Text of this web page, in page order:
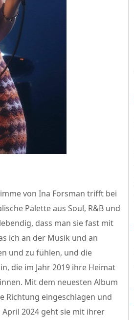
von Ina Forsman trifft bei
Palette aus Soul, R&B und
dass man sie fast mit
ich an der Musik und an
und zu fühlen, und die
die im Jahr 2019 ihre Heimat
Mit dem neuesten Album
Richtung eingeschlagen und
2024 geht sie mit ihrer